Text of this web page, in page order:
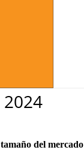
tamaño del mercado